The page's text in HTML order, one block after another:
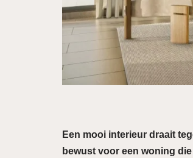
Een mooi interieur draait
bewust voor een woning